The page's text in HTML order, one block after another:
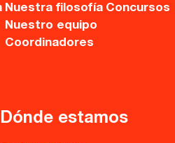
Nuestra filosofía
Nuestro equipo
Coordinadores
Concursos
Dónde estamos